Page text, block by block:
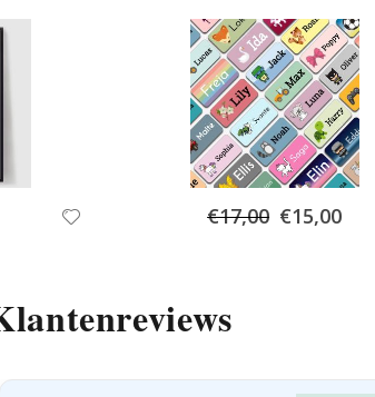
€17,00 Special
Price
€15,00